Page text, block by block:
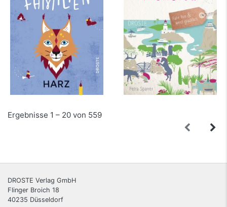
mehr Infos … mehr Infos …
Ergebnisse 1 – 20 von 559
DROSTE Verlag GmbH
Flinger Broich 18
40235 Düsseldorf